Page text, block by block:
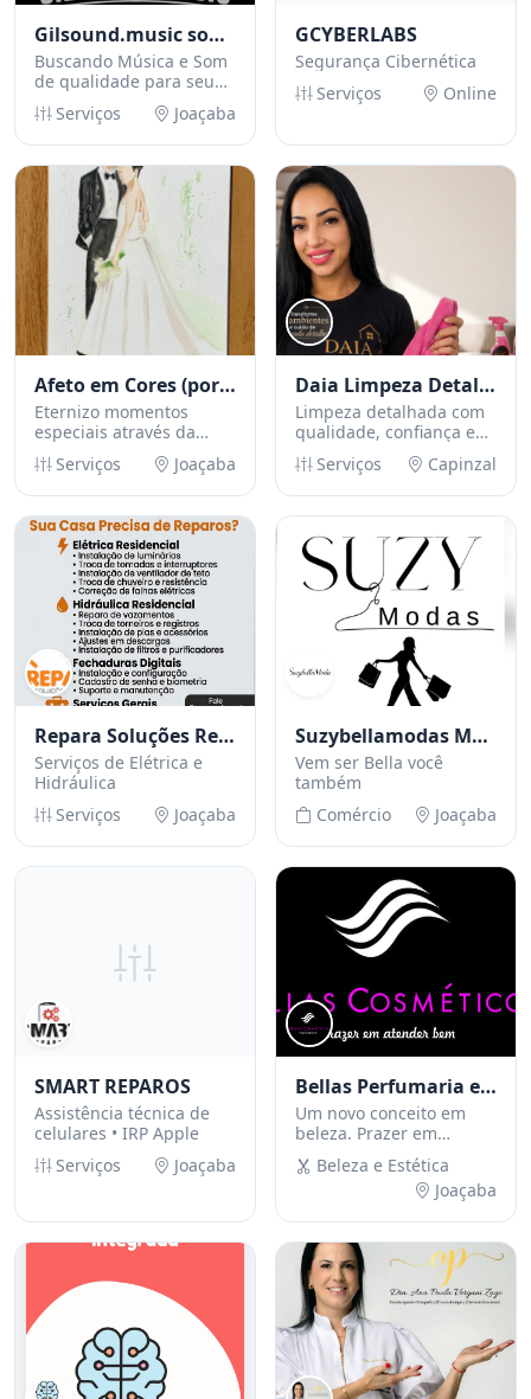
Gilsound.music sonorização / Gilson acústico
Buscando Música e Som
de qualidade para seu
evento? Chama o Gilson!
Serviços Joaçaba
GCYBERLABS
Segurança Cibernética
Serviços
Online
Afeto em Cores (por Luciane)
Eternizo momentos
especiais através da
aquarela
Serviços Joaçaba
Daia Limpeza Detalhada
Limpeza detalhada com
qualidade, confiança e
excelência em cada
atendimento.”
Serviços Capinzal
Repara Soluções Residenciais
Serviços de Elétrica e
Hidráulica
Serviços
Joaçaba
Suzybellamodas Moda Feminina
Vem ser Bella você
também
Comércio
Joaçaba
SMART REPAROS
Assistência técnica de
celulares • IRP Apple
Serviços
Joaçaba
Bellas Perfumaria e Cosméticos
Um novo conceito em
beleza. Prazer em
atender bem !
Beleza e Estética
Joaçaba